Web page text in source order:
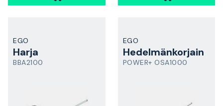
EGO
Harja
BBA2100
EGO
Hedelmänkorjain
POWER+ OSA1000